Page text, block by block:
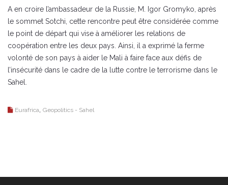
A en croire l’ambassadeur de la Russie, M. Igor Gromyko, après
le sommet Sotchi, cette rencontre peut être considérée comme
le point de départ qui vise à améliorer les relations de
coopération entre les deux pays. Ainsi, il a exprimé la ferme
volonté de son pays à aider le Mali à faire face aux défis de
l’insécurité dans le cadre de la lutte contre le terrorisme dans le
Sahel.
Eurafrica Geopolitics - Sahel